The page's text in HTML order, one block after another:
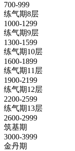
700-999
练气期8层
1000-1299
练气期9层
1300-1599
练气期10层
1600-1899
练气期11层
1900-2199
练气期12层
2200-2599
练气期13层
2600-2999
筑基期
3000-3999
金丹期